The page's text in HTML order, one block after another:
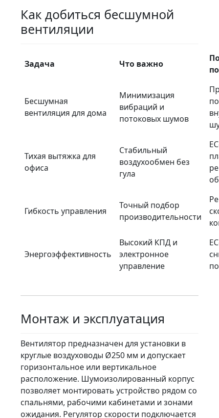
Как добиться бесшумной
вентиляции
Задача Что важно
Бесшумная
вентиляция для дома
Минимизация
вибраций и
потоковых шумов
Тихая вытяжка для
офиса
Стабильный
воздухообмен без
гула
Гибкость управления
Точный подбор
производительности
Энергоэффективность
Высокий КПД и
электронное
управление
Монтаж и эксплуатация
Вентилятор предназначен для установки в
круглые воздуховоды Ø250 мм и допускает
горизонтальное или вертикальное
расположение. Шумоизолированный корпус
позволяет монтировать устройство рядом со
спальнями, рабочими кабинетами и зонами
ожидания. Регулятор скорости подключается